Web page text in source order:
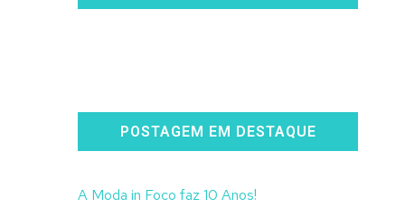
POSTAGEM EM DESTAQUE
A Moda in Foco faz 10 Anos!